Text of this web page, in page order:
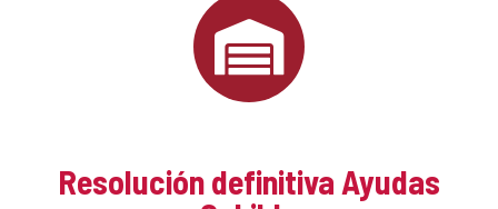
▼
Resolución definitiva Ayudas